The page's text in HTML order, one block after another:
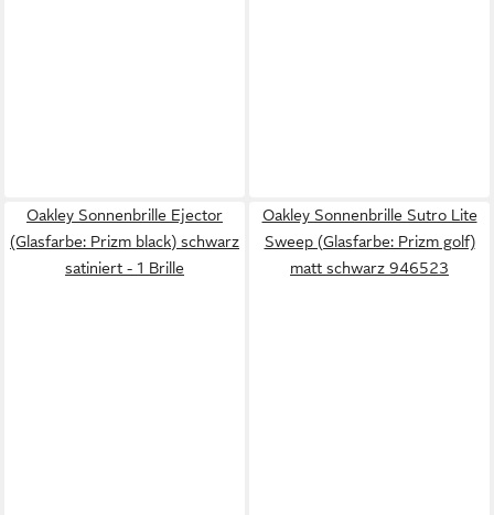
Oakley Sonnenbrille Ejector
(Glasfarbe: Prizm black) schwarz
satiniert - 1 Brille
Oakley Sonnenbrille Sutro Lite
Sweep (Glasfarbe: Prizm golf)
matt schwarz 946523